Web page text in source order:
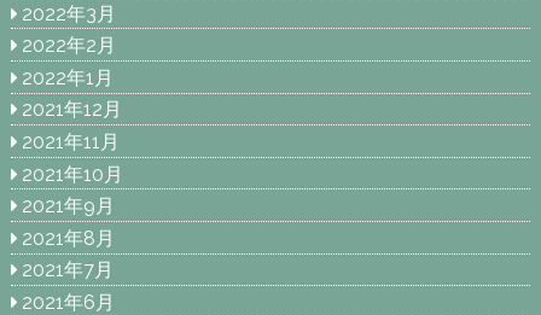
2022年3月
2022年2月
2022年1月
2021年12月
2021年11月
2021年10月
2021年9月
2021年8月
2021年7月
2021年6月